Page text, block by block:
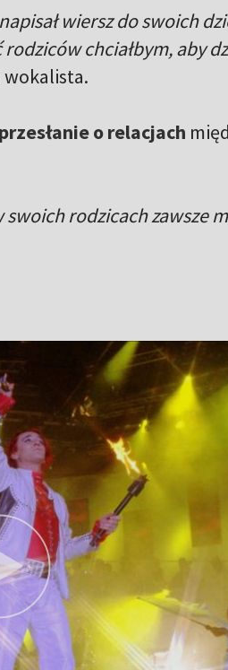
wiersz do swoich
chciałbym, aby
o relacjach
swoich rodzicach zawsze